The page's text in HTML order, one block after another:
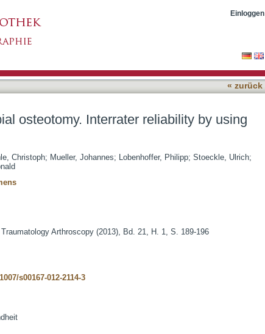
Einloggen
« zurück
osteotomy. Interrater reliability by using
Christoph; Mueller, Johannes; Lobenhoffer, Philipp; Stoeckle, Ulrich;
Arthroscopy (2013), Bd. 21, H. 1, S. 189-196
s00167-012-2114-3